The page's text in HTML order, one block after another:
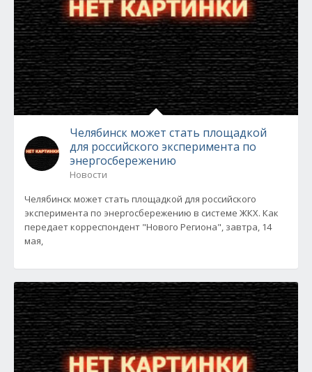
Челябинск может стать площадкой
для российского эксперимента по
энергосбережению
Новости
Челябинск может стать площадкой для российского
эксперимента по энергосбережению в системе ЖКХ. Как
передает корреспондент "Нового Региона", завтра, 14
мая,